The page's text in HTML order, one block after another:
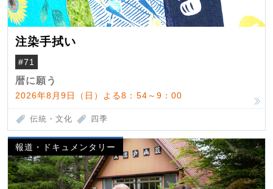
注染手拭い
#71
暦に願う
2026年8月9日（日）よる8：54～9：00
伝統・文化 四季
報道・ドキュメンタリー